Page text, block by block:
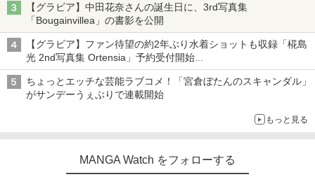
【グラビア】中田花奈さんの誕生日に、3rd写真集
「Bougainvillea」の書影を公開
【グラビア】ファン待望の約2年ぶり水着ショットも収録「椛島
光 2nd写真集 Ortensia」予約受付開始
10月30日発売
ちょっとエッチな芸能ラブコメ！「宮倉ぼたんのスキャンダル」
がサンデーうぇぶりで連載開始
もっと見る
MANGA Watch をフォローする